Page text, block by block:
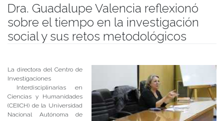
Dra. Guadalupe Valencia reflexionó
sobre el tiempo en la investigación
social y sus retos metodológicos
La directora del Centro de
Investigaciones
Interdisciplinarias en
Ciencias y Humanidades
(CEIICH) de la Universidad
Nacional Autónoma de